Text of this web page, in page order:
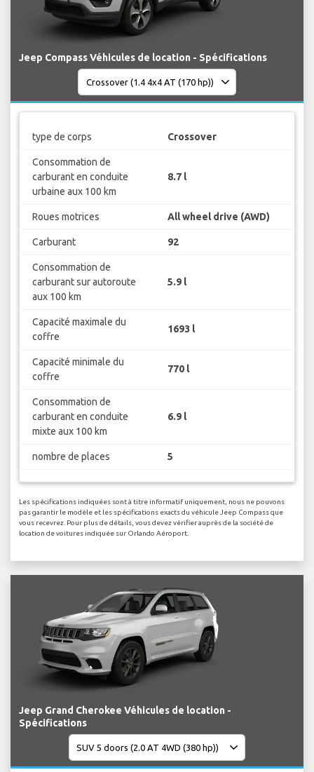
Jeep Compass Véhicules de location - Spécifications
type de corps Crossover
Consommation de
carburant en conduite
urbaine aux 100 km
8.7 l
Roues motrices All wheel drive (AWD)
Carburant 92
Consommation de
carburant sur autoroute
aux 100 km
5.9 l
Capacité maximale du
coffre
1693 l
Capacité minimale du
coffre
770 l
Consommation de
carburant en conduite
mixte aux 100 km
6.9 l
nombre de places 5
Les spécifications indiquées sont à titre informatif uniquement, nous ne pouvons
pas garantir le modèle et les spécifications exacts du véhicule Jeep Compass que
vous recevrez. Pour plus de détails, vous devez vérifier auprès de la société de
location de voitures indiquée sur Orlando Aéroport.
Jeep Grand Cherokee Véhicules de location -
Spécifications